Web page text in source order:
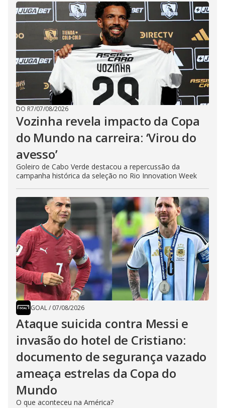
d
e
o
DO R7/07/08/2026
Vozinha revela impacto da Copa
do Mundo na carreira: ‘Virou do
avesso’
Goleiro de Cabo Verde destacou a repercussão da
campanha histórica da seleção no Rio Innovation Week
GOAL/ 07/08/2026
Ataque suicida contra Messi e
invasão do hotel de Cristiano:
documento de segurança vazado
ameaça estrelas da Copa do
Mundo
O que aconteceu na América?